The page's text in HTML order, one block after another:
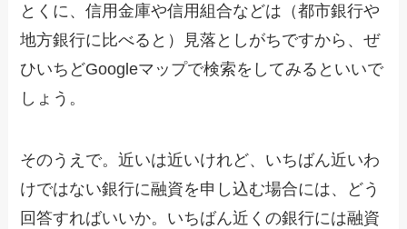
とくに、信用金庫や信用組合などは（都市銀行や
地方銀行に比べると）見落としがちですから、ぜ
ひいちどGoogleマップで検索をしてみるといいで
しょう。
そのうえで。近いは近いけれど、いちばん近いわ
けではない銀行に融資を申し込む場合には、どう
回答すればいいか。いちばん近くの銀行には融資